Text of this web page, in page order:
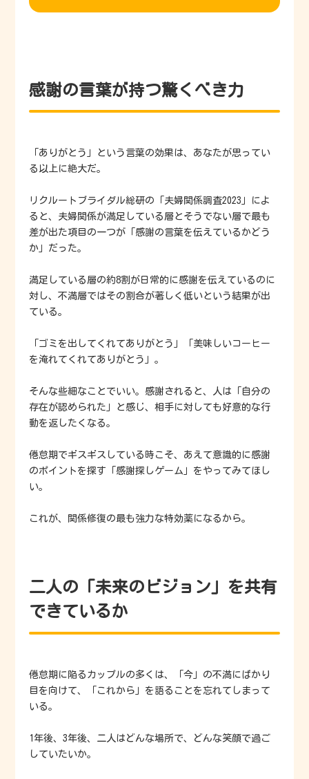
感謝の言葉が持つ驚くべき力
「ありがとう」という言葉の効果は、あなたが思ってい
る以上に絶大だ。
リクルートブライダル総研の「夫婦関係調査2023」によ
ると、夫婦関係が満足している層とそうでない層で最も
差が出た項目の一つが「感謝の言葉を伝えているかどう
か」だった。
満足している層の約8割が日常的に感謝を伝えているのに
対し、不満層ではその割合が著しく低いという結果が出
ている。
「ゴミを出してくれてありがとう」「美味しいコーヒー
を淹れてくれてありがとう」。
そんな些細なことでいい。感謝されると、人は「自分の
存在が認められた」と感じ、相手に対しても好意的な行
動を返したくなる。
倦怠期でギスギスしている時こそ、あえて意識的に感謝
のポイントを探す「感謝探しゲーム」をやってみてほし
い。
これが、関係修復の最も強力な特効薬になるから。
二人の「未来のビジョン」を共有
できているか
倦怠期に陥るカップルの多くは、「今」の不満にばかり
目を向けて、「これから」を語ることを忘れてしまって
いる。
1年後、3年後、二人はどんな場所で、どんな笑顔で過ご
していたいか。